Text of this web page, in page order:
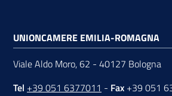
UNIONCAMERE EMILIA-ROMAGNA
Viale Aldo Moro, 62 - 40127 Bologna
Tel +39 051 6377011 - Fax +39 051